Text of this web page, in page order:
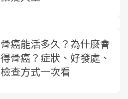
骨癌能活多久？為什麼會
得骨癌？症狀、好發處、
檢查方式一次看